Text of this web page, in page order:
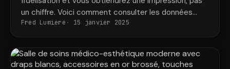
sport.
un chiffre. Voici comment consulter les données
réelles sur la fréquentation, les revenus et la
fidélisation par entraîneur.
Fred Lumiere 15 janvier 2025